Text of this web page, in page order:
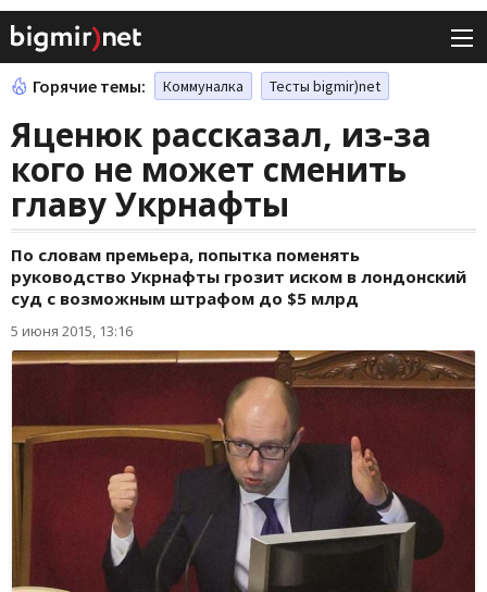
Горячие темы: Коммуналка Тесты bigmir)net
Яценюк рассказал, из-за
кого не может сменить
главу Укрнафты
По словам премьера, попытка поменять
руководство Укрнафты грозит иском в лондонский
суд с возможным штрафом до $5 млрд
5 июня 2015, 13:16